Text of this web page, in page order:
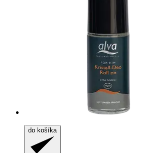
do košíka